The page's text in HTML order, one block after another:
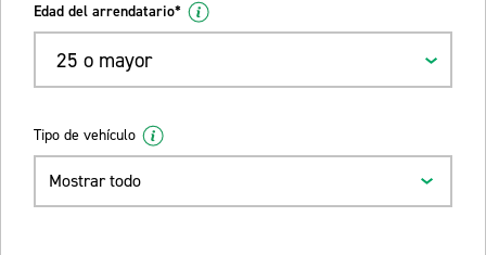
Edad del arrendatario*
25 o mayor
Tipo de vehículo
Mostrar todo